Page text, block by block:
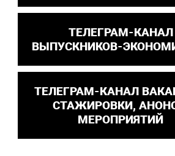
ТЕЛЕГРАМ-КАНАЛ
ВЫПУСКНИКОВ-
ТЕЛЕГРАМ-КАНАЛ
СТАЖИРОВКИ,
МЕРОПРИЯТИЙ